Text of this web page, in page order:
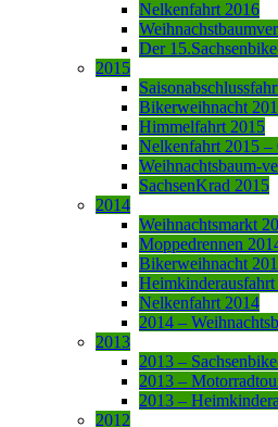
Nelkenfahrt 2016
Der
2015
Bikerweihnacht
Himmelfahrt 2015
Nelkenfahrt 2015 –
Weihnachtsbaum-
SachsenKrad 2015
2014
Weihnachtsmarkt
Moppedrennen
Bikerweihnacht
Nelkenfahrt 2014
2014 –
2013
2013 –
2013 –
2013 –
2012